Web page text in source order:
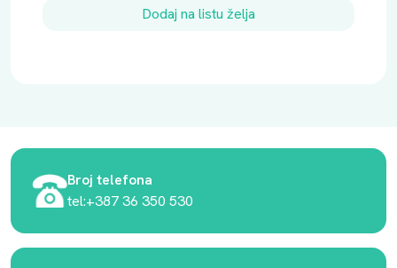
Dodaj na listu želja
Broj telefona
tel:+387 36 350 530